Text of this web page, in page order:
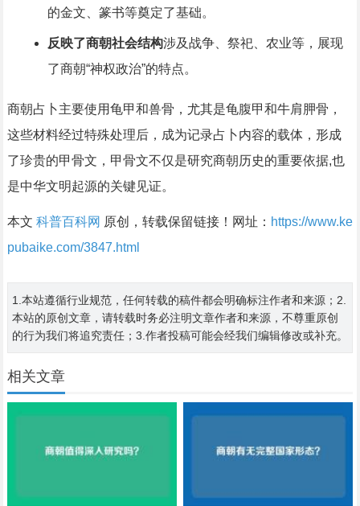
的金文、篆书等奠定了基础。
反映了商朝社会结构涉及战争、祭祀、农业等，展现
了商朝“神权政治”的特点。
商朝占卜主要使用龟甲和兽骨，尤其是龟腹甲和牛肩胛骨，
这些材料经过特殊处理后，成为记录占卜内容的载体，形成
了珍贵的甲骨文，甲骨文不仅是研究商朝历史的重要依据,也
是中华文明起源的关键见证。
本文 科普百科网 原创，转载保留链接！网址： https://www.ke
pubaike.com/3847.html
1.本站遵循行业规范，任何转载的稿件都会明确标注作者和来源；2.
本站的原创文章，请转载时务必注明文章作者和来源，不尊重原创
的行为我们将追究责任；3.作者投稿可能会经我们编辑修改或补充。
相关文章